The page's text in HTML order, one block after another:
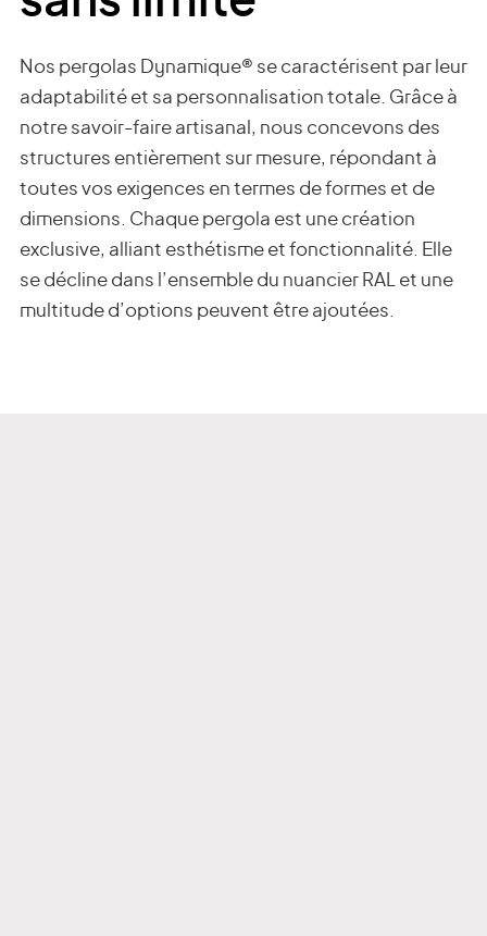
Nos pergolas Dynamique® se caractérisent par leur
adaptabilité et sa personnalisation totale. Grâce à
notre savoir-faire artisanal, nous concevons des
structures entièrement sur mesure, répondant à
toutes vos exigences en termes de formes et de
dimensions. Chaque pergola est une création
exclusive, alliant esthétisme et fonctionnalité. Elle
se décline dans l’ensemble du nuancier RAL et une
multitude d’options peuvent être ajoutées.